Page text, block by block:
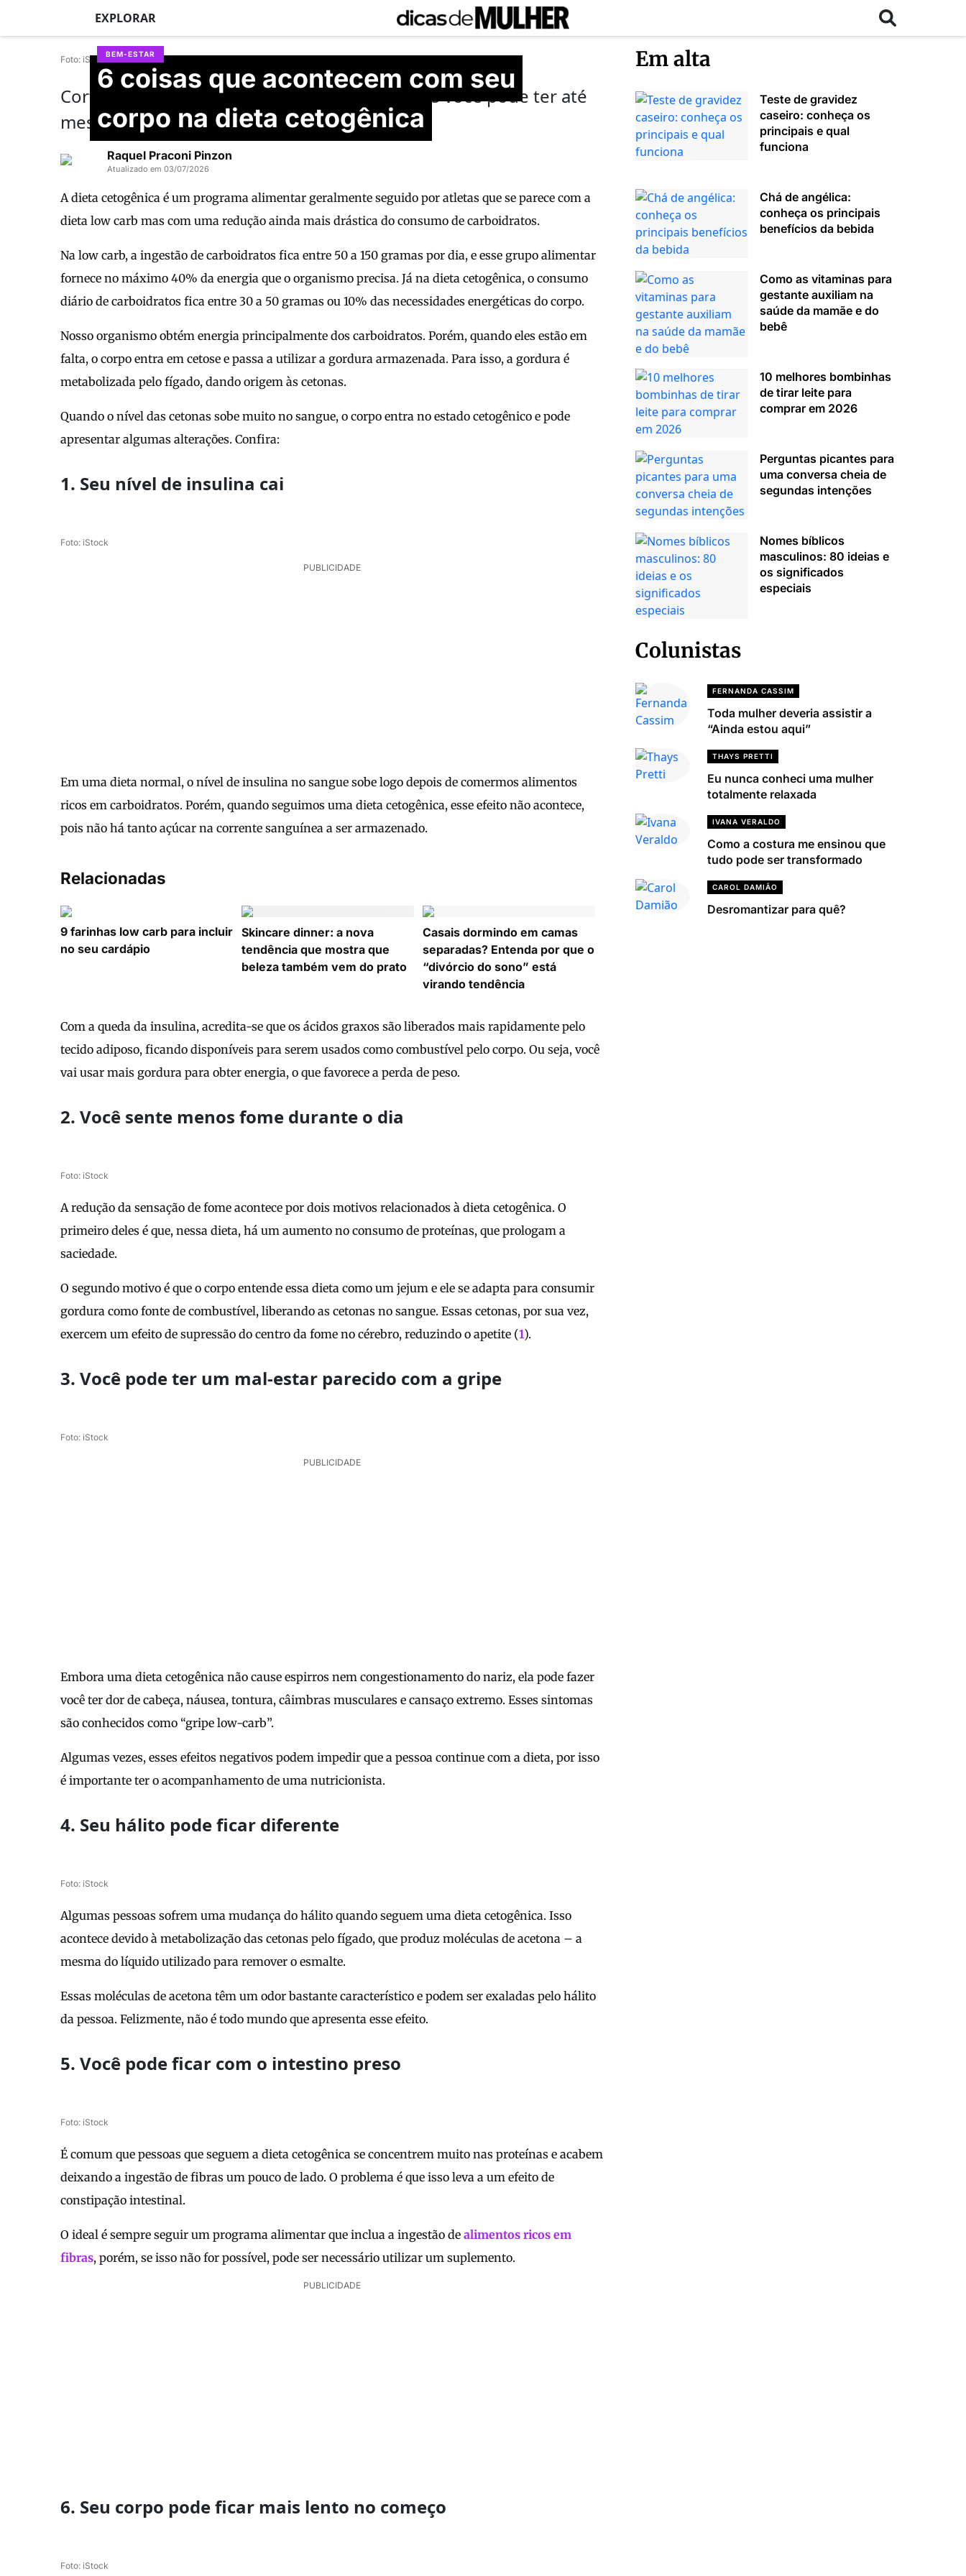
EXPLORAR
BEM-ESTAR
6 coisas que acontecem com seu
corpo na dieta cetogênica
Foto: iStock
Cortar os carboidratos ajuda a emagrecer, mas você pode ter até
mesmo sintomas parecidos com uma gripe
Raquel Praconi Pinzon
Atualizado em 03/07/2026
A dieta cetogênica é um programa alimentar geralmente seguido por atletas que se parece com a
dieta low carb mas com uma redução ainda mais drástica do consumo de carboidratos.
Na low carb, a ingestão de carboidratos fica entre 50 a 150 gramas por dia, e esse grupo alimentar
fornece no máximo 40% da energia que o organismo precisa. Já na dieta cetogênica, o consumo
diário de carboidratos fica entre 30 a 50 gramas ou 10% das necessidades energéticas do corpo.
Nosso organismo obtém energia principalmente dos carboidratos. Porém, quando eles estão em
falta, o corpo entra em cetose e passa a utilizar a gordura armazenada. Para isso, a gordura é
metabolizada pelo fígado, dando origem às cetonas.
Quando o nível das cetonas sobe muito no sangue, o corpo entra no estado cetogênico e pode
apresentar algumas alterações. Confira:
1. Seu nível de insulina cai
Foto: iStock
PUBLICIDADE
Em uma dieta normal, o nível de insulina no sangue sobe logo depois de comermos alimentos
ricos em carboidratos. Porém, quando seguimos uma dieta cetogênica, esse efeito não acontece,
pois não há tanto açúcar na corrente sanguínea a ser armazenado.
Relacionadas
9 farinhas low carb para incluir
no seu cardápio
Skincare dinner: a nova
tendência que mostra que
beleza também vem do prato
Casais dormindo em camas
separadas? Entenda por que o
“divórcio do sono” está
virando tendência
Com a queda da insulina, acredita-se que os ácidos graxos são liberados mais rapidamente pelo
tecido adiposo, ficando disponíveis para serem usados como combustível pelo corpo. Ou seja, você
vai usar mais gordura para obter energia, o que favorece a perda de peso.
2. Você sente menos fome durante o dia
Foto: iStock
A redução da sensação de fome acontece por dois motivos relacionados à dieta cetogênica. O
primeiro deles é que, nessa dieta, há um aumento no consumo de proteínas, que prologam a
saciedade.
O segundo motivo é que o corpo entende essa dieta como um jejum e ele se adapta para consumir
gordura como fonte de combustível, liberando as cetonas no sangue. Essas cetonas, por sua vez,
exercem um efeito de supressão do centro da fome no cérebro, reduzindo o apetite (1).
3. Você pode ter um mal-estar parecido com a gripe
Foto: iStock
PUBLICIDADE
Embora uma dieta cetogênica não cause espirros nem congestionamento do nariz, ela pode fazer
você ter dor de cabeça, náusea, tontura, câimbras musculares e cansaço extremo. Esses sintomas
são conhecidos como “gripe low-carb”.
Algumas vezes, esses efeitos negativos podem impedir que a pessoa continue com a dieta, por isso
é importante ter o acompanhamento de uma nutricionista.
4. Seu hálito pode ficar diferente
Foto: iStock
Algumas pessoas sofrem uma mudança do hálito quando seguem uma dieta cetogênica. Isso
acontece devido à metabolização das cetonas pelo fígado, que produz moléculas de acetona – a
mesma do líquido utilizado para remover o esmalte.
Essas moléculas de acetona têm um odor bastante característico e podem ser exaladas pelo hálito
da pessoa. Felizmente, não é todo mundo que apresenta esse efeito.
5. Você pode ficar com o intestino preso
Foto: iStock
É comum que pessoas que seguem a dieta cetogênica se concentrem muito nas proteínas e acabem
deixando a ingestão de fibras um pouco de lado. O problema é que isso leva a um efeito de
constipação intestinal.
O ideal é sempre seguir um programa alimentar que inclua a ingestão de alimentos ricos em
fibras, porém, se isso não for possível, pode ser necessário utilizar um suplemento.
PUBLICIDADE
6. Seu corpo pode ficar mais lento no começo
Foto: iStock
Em alta
Teste de gravidez
caseiro: conheça os
principais e qual
funciona
Chá de angélica:
conheça os principais
benefícios da bebida
Como as vitaminas para
gestante auxiliam na
saúde da mamãe e do
bebê
10 melhores bombinhas
de tirar leite para
comprar em 2026
Perguntas picantes para
uma conversa cheia de
segundas intenções
Nomes bíblicos
masculinos: 80 ideias e
os significados
especiais
Colunistas
FERNANDA CASSIM
Toda mulher deveria assistir a
“Ainda estou aqui”
THAYS PRETTI
Eu nunca conheci uma mulher
totalmente relaxada
IVANA VERALDO
Como a costura me ensinou que
tudo pode ser transformado
CAROL DAMIÃO
Desromantizar para quê?